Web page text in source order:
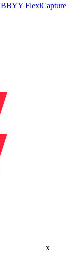
FlexiCapture
x